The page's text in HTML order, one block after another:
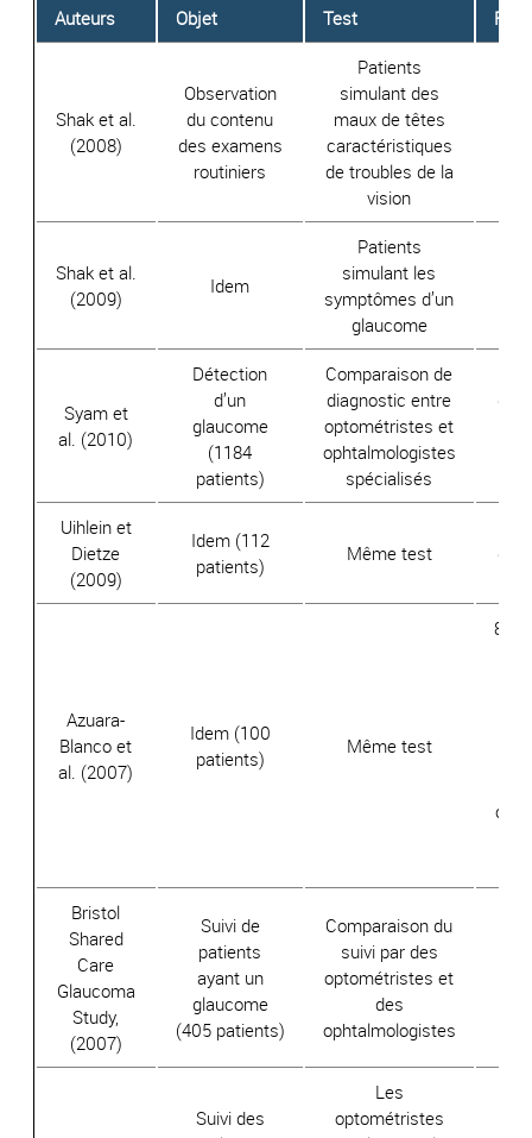
Auteurs Objet Test
Shak et al.
(2008)
Observation
du contenu
des examens
routiniers
Patients
simulant des
maux de têtes
caractéristiques
de troubles de la
vision
Shak et al.
(2009)
Idem
Patients
simulant les
symptômes d’un
glaucome
Syam et
al. (2010)
Détection
d’un
glaucome
(1184
patients)
Comparaison de
diagnostic entre
optométristes et
ophtalmologistes
spécialisés
Uihlein et
Dietze
(2009)
Idem (112
patients)
Même test
Azuara-
Blanco et
al. (2007)
Idem (100
patients)
Même test
89%
Bristol
Shared
Care
Glaucoma
Study,
(2007)
Suivi de
patients
ayant un
glaucome
(405 patients)
Comparaison du
suivi par des
optométristes et
des
ophtalmologistes
Suivi des
Les
optométristes